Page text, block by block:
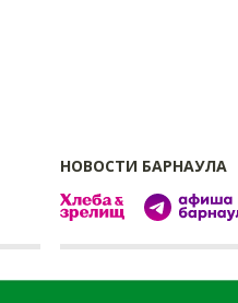
НОВОСТИ БАРНАУЛА